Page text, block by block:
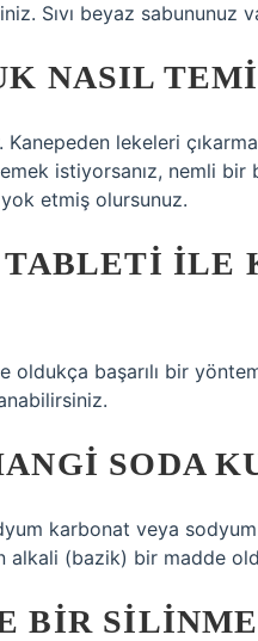
Sıvı beyaz sabununuz
NASIL
Kanepeden lekeleri
istiyorsanız, nemli
etmiş olursunuz.
ILE
oldukça başarılı bir
SODA
karbonat veya
alkali (bazik) bir madde
BIR